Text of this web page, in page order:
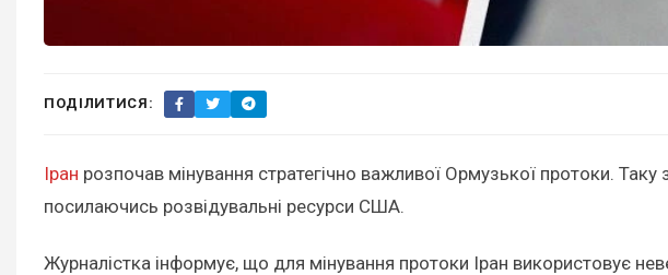
ПОДІЛИТИСЯ:
Іран розпочав мінування стратегічно важливої Ормузької протоки.
посилаючись розвідувальні ресурси США.
Журналістка інформує, що для мінування протоки Іран використовує